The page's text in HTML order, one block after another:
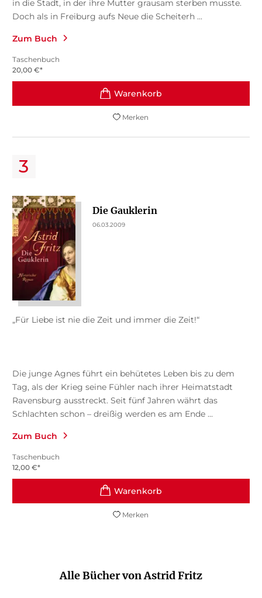
in die Stadt, in der ihre Mutter grausam sterben musste.
Doch als in Freiburg aufs Neue die Scheiterh ...
Zum Buch
Taschenbuch
20,00 €*
Merken
Die Gauklerin
06.03.2009
„Für Liebe ist nie die Zeit und immer die Zeit!“
Die junge Agnes führt ein behütetes Leben bis zu dem
Tag, als der Krieg seine Fühler nach ihrer Heimatstadt
Ravensburg ausstreckt. Seit fünf Jahren währt das
Schlachten schon – dreißig werden es am Ende ...
Zum Buch
Taschenbuch
12,00 €*
Merken
Alle Bücher von Astrid Fritz